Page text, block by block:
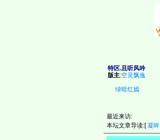
特区.且听风吟
版主:空灵飘逸
绿暗红嫣
最近来访:
本坛文章导读:[凝眸